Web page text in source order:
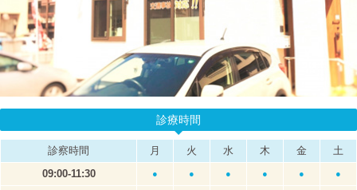
診療時間
診察時間 月 火 水 木 金
土
09:00-11:30
● ● ● ● ● ●